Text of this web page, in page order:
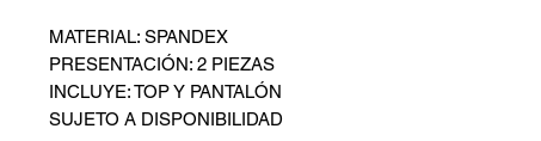
MATERIAL: SPANDEX
PRESENTACIÓN: 2 PIEZAS
INCLUYE: TOP Y PANTALÓN
SUJETO A DISPONIBILIDAD